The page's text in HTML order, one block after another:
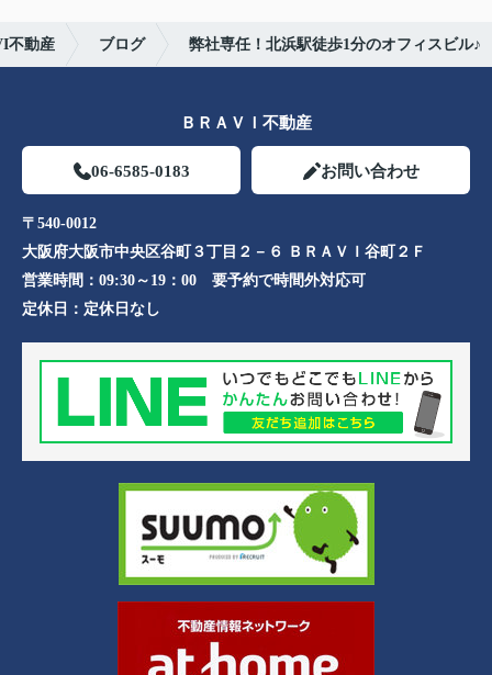
不動産 ブログ 弊社専任！北浜駅徒歩1分のオフィスビル♪
ＢＲＡＶＩ不動産
06-6585-0183 お問い合わせ
〒540-0012
大阪府大阪市中央区谷町３丁目２－６ ＢＲＡＶＩ谷町２Ｆ
営業時間： 09:30～19：00 要予約で時間外対応可
定休日： 定休日なし